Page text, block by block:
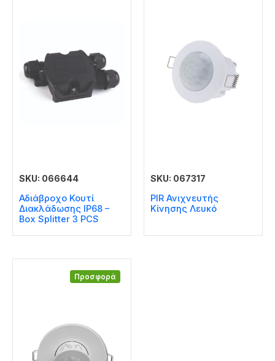
SKU: 066644
Αδιάβροχο Κουτί
Διακλάδωσης IP68 –
Box Splitter 3 PCS
SKU: 067317
PIR Ανιχνευτής
Κίνησης Λευκό
Προσφορά